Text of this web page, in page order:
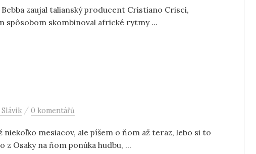
zaujal talianský producent Cristiano Crisci,
spôsobom skombinoval africké rytmy ...
/ 0 komentářů
mesiacov, ale píšem o ňom až teraz, lebo si to
z Osaky na ňom ponúka hudbu, ...